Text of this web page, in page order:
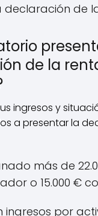
declaración de
de la
ingresos y
a presentar la
más de
o 15.000 €
ingresos por